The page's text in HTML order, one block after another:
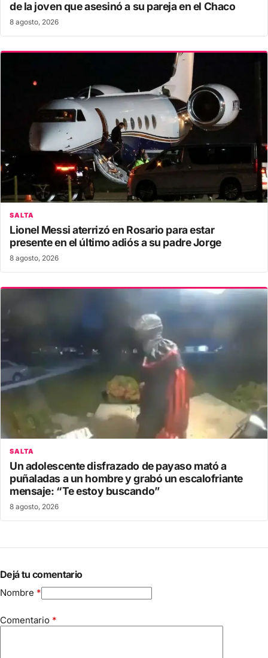
de la joven que asesinó a su pareja en el Chaco
8 agosto, 2026
SALTA
Lionel Messi aterrizó en Rosario para estar
presente en el último adiós a su padre Jorge
8 agosto, 2026
SALTA
Un adolescente disfrazado de payaso mató a
puñaladas a un hombre y grabó un escalofriante
mensaje: “Te estoy buscando”
8 agosto, 2026
Dejá tu comentario
Nombre *
Comentario *